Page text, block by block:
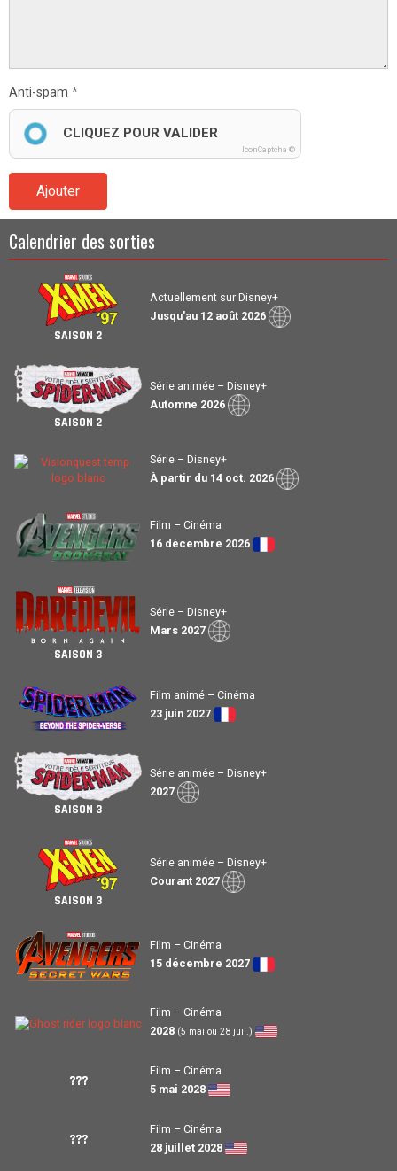
Anti-spam
CLIQUEZ POUR VALIDER
IconCaptcha ©
Ajouter
Calendrier des sorties
SAISON 2
Actuellement sur Disney+
Jusqu'au 12 août 2026
SAISON 2
Série animée – Disney+
Automne 2026
Série – Disney+
À partir du 14 oct. 2026
Film – Cinéma
16 décembre 2026
SAISON 3
Série – Disney+
Mars 2027
Film animé – Cinéma
23 juin 2027
SAISON 3
Série animée – Disney+
2027
SAISON 3
Série animée – Disney+
Courant 2027
Film – Cinéma
15 décembre 2027
Film – Cinéma
2028 (5 mai ou 28 juil.)
???
Film – Cinéma
5 mai 2028
???
Film – Cinéma
28 juillet 2028